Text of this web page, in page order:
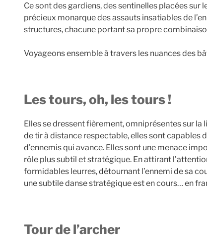
Ce sont des gardiens, des sentinelles placées
précieux monarque des assauts insatiables de
structures, chacune portant sa propre
Voyageons ensemble à travers les nuances des
Les tours, oh, les tours !
Elles se dressent fièrement, omniprésentes sur la
de tir à distance respectable, elles sont capables
d’ennemis qui avance. Elles sont une menace
rôle plus subtil et stratégique. En attirant
formidables leurres, détournant l’ennemi de sa
une subtile danse stratégique est en cours… en
Tour de l’archer